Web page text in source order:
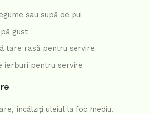
sau supă de pui
gust
tare rasă pentru servire
ierburi pentru servire
încălziți uleiul la foc mediu.